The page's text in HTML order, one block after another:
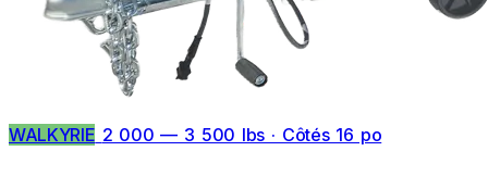
WALKYRIE 2 000 — 3 500 lbs · Côtés 16 po